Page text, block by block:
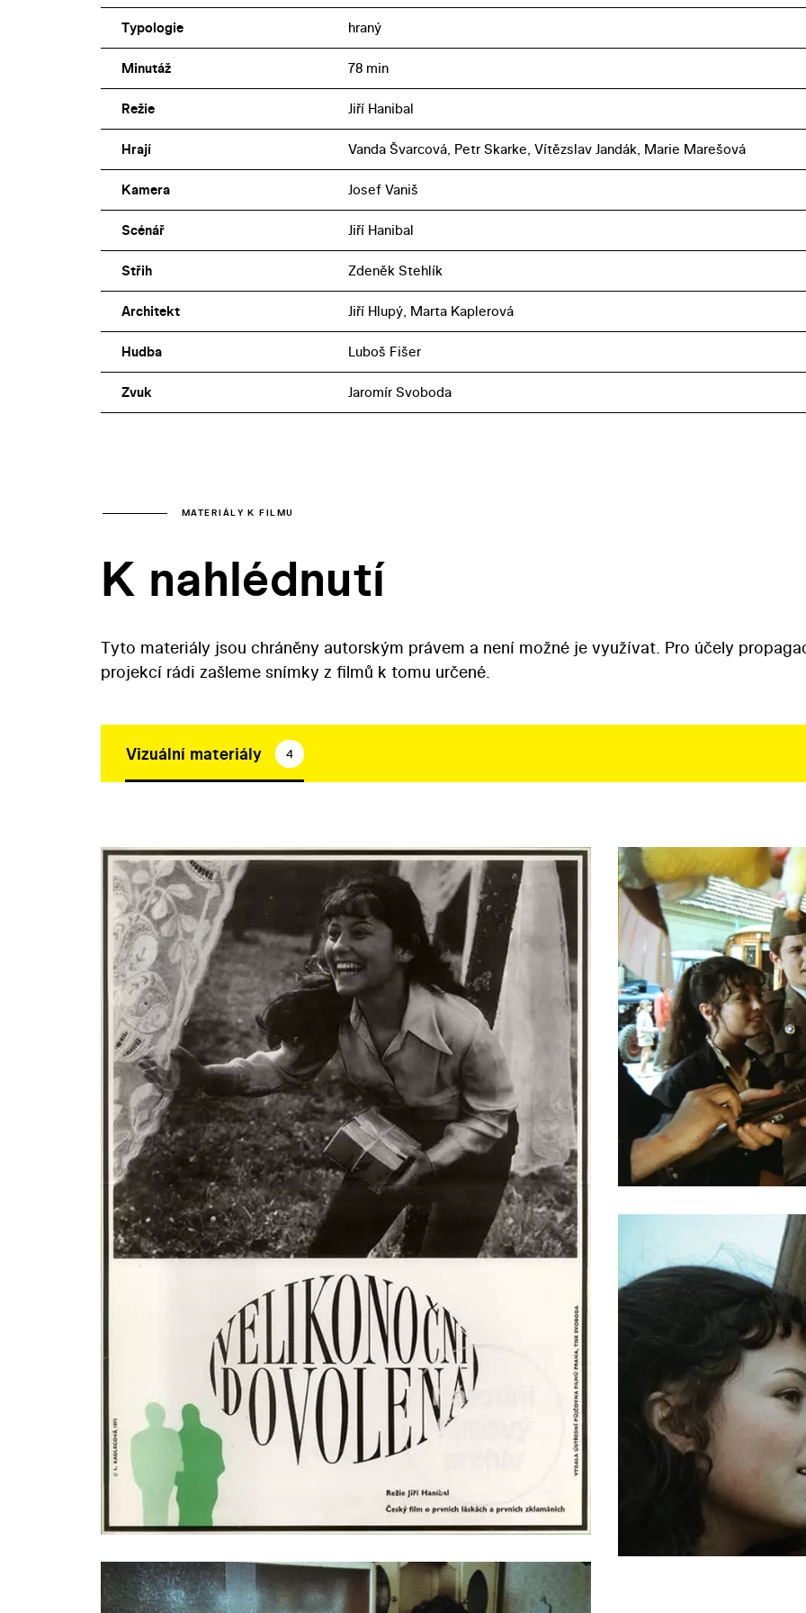
Typologie hraný
Minutáž 78 min
Režie Jiří Hanibal
Hrají Vanda Švarcová, Petr Skarke, Vítězslav Jandák, Marie Marešová
Kamera Josef Vaniš
Scénář Jiří Hanibal
Střih Zdeněk Stehlík
Architekt Jiří Hlupý, Marta Kaplerová
Hudba Luboš Fišer
Zvuk Jaromír Svoboda
MATERIÁLY K FILMU
K nahlédnutí
Tyto materiály jsou chráněny autorským právem a není možné je využívat. Pro účely
projekcí rádi zašleme snímky z filmů k tomu určené.
Vizuální materiály 4